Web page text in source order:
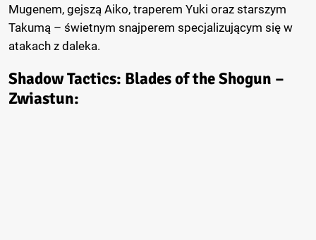
Mugenem, gejszą Aiko, traperem Yuki oraz starszym
Takumą – świetnym snajperem specjalizującym się w
atakach z daleka.
Shadow Tactics: Blades of the Shogun –
Zwiastun: